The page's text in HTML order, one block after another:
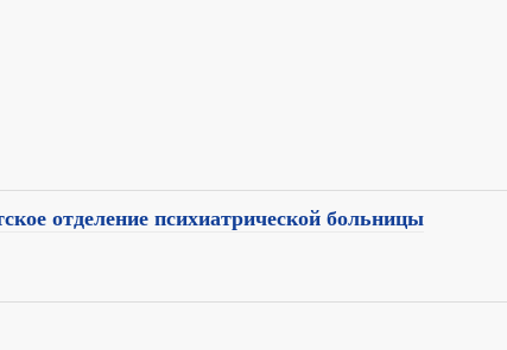
отделение психиатрической больницы